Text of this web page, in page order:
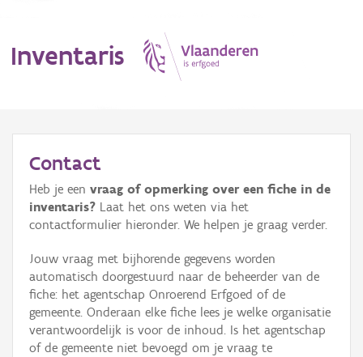
Inventaris
Erfgoedobject
Aanduidingsobject
Waarneming
Thema
Gebeurtenis
Contact
Heb je een vraag of opmerking over een fiche in de
inventaris? Laat het ons weten via het
contactformulier hieronder. We helpen je graag verder.
Jouw vraag met bijhorende gegevens worden
automatisch doorgestuurd naar de beheerder van de
fiche: het agentschap Onroerend Erfgoed of de
gemeente. Onderaan elke fiche lees je welke organisatie
verantwoordelijk is voor de inhoud. Is het agentschap
of de gemeente niet bevoegd om je vraag te